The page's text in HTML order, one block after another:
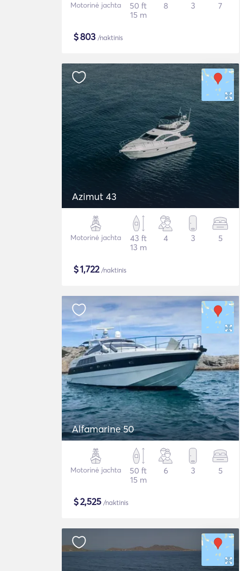
Motorinė jachta
50 ft
15 m
8 3 7
$803 /naktinis
Azimut 43
Motorinė jachta
43 ft
13 m
4 3 5
$1,722/naktinis
Alfamarine 50
Motorinė jachta
50 ft
15 m
6 3 5
$2,525 /naktinis